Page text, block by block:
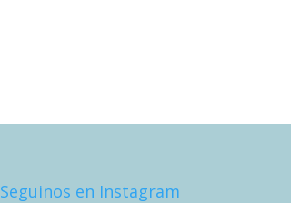
Seguinos en Instagram